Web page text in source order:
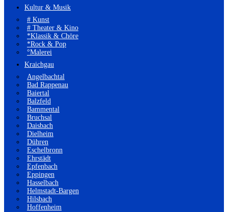
Kultur & Musik
# Kunst
# Theater & Kino
*Klassik & Chöre
*Rock & Pop
°Malerei
Kraichgau
Angelbachtal
Bad Rappenau
Baiertal
Balzfeld
Bammental
Bruchsal
Daisbach
Dielheim
Dühren
Eschelbronn
Ehrstädt
Epfenbach
Eppingen
Hasselbach
Helmstadt-Bargen
Hilsbach
Hoffenheim